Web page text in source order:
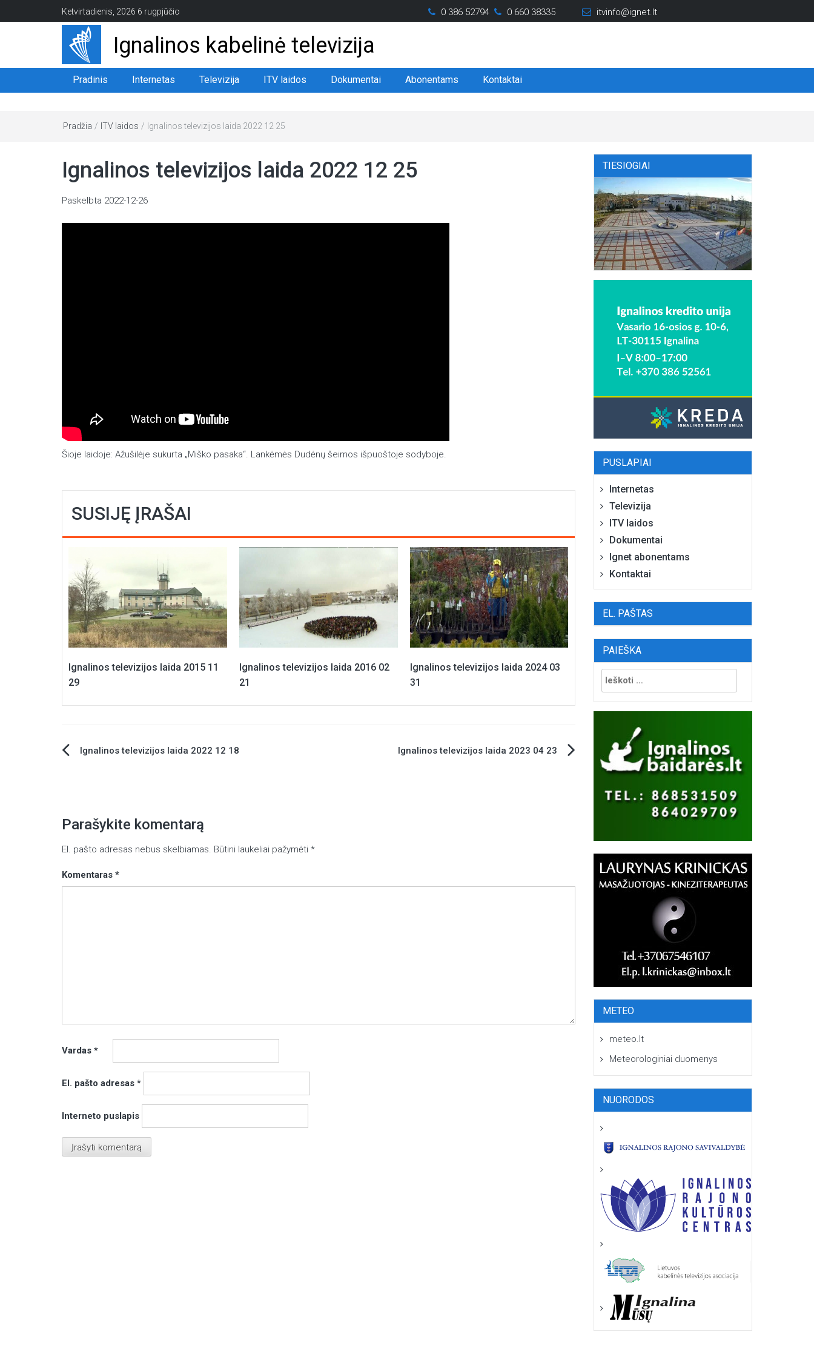
Ketvirtadienis, 2026 6 rugpjūčio 0 386 52794 0 660 38335 itvinfo@ignet.lt
Ignalinos kabelinė televizija
Pradinis Internetas Televizija ITV laidos Dokumentai Abonentams Kontaktai
Pradžia / ITV laidos / Ignalinos televizijos laida 2022 12 25
Ignalinos televizijos laida 2022 12 25
Paskelbta 2022-12-26
Šioje laidoje: Ažušilėje sukurta „Miško pasaka“. Lankėmės Dudėnų šeimos išpuoštoje sodyboje.
SUSIJĘ ĮRAŠAI
Ignalinos televizijos laida 2015 11
29
Ignalinos televizijos laida 2016 02
21
Ignalinos televizijos laida 2024 03
31
įrašų
Ignalinos televizijos laida 2022 12 18 Ignalinos televizijos laida 2023 04 23
Parašykite komentarą
El. pašto adresas nebus skelbiamas. Būtini laukeliai pažymėti *
Komentaras *
Vardas *
El. pašto adresas *
Interneto puslapis
TIESIOGIAI
PUSLAPIAI
Internetas
Televizija
ITV laidos
Dokumentai
Ignet abonentams
Kontaktai
EL. PAŠTAS
PAIEŠKA
Ieškoti:
METEO
meteo.lt
Meteorologiniai duomenys
NUORODOS